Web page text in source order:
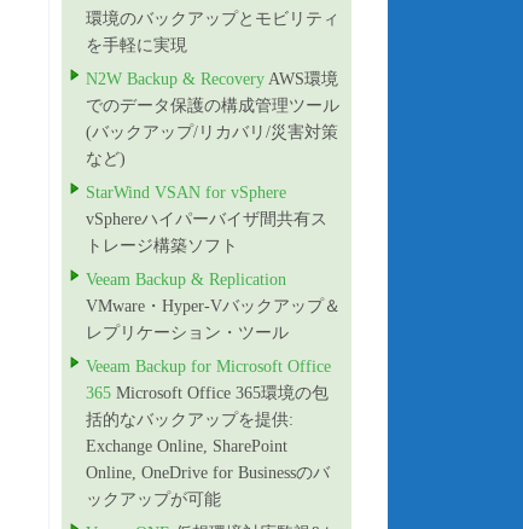
環境のバックアップとモビリティ
を手軽に実現
N2W Backup & Recovery AWS環境
でのデータ保護の構成管理ツール
(バックアップ/リカバリ/災害対策
など)
StarWind VSAN for vSphere
vSphereハイパーバイザ間共有ス
トレージ構築ソフト
Veeam Backup & Replication
VMware・Hyper-Vバックアップ＆
レプリケーション・ツール
Veeam Backup for Microsoft Office
365 Microsoft Office 365環境の包
括的なバックアップを提供:
Exchange Online, SharePoint
Online, OneDrive for Businessのバ
ックアップが可能